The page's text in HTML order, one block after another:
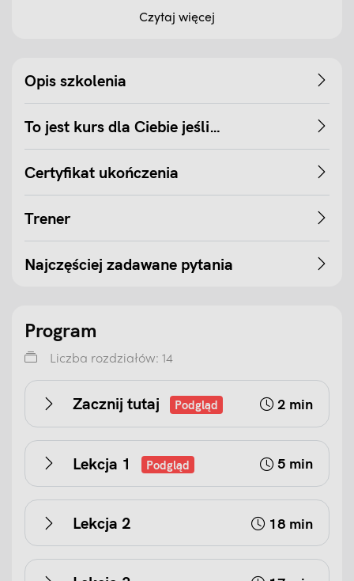
Czytaj więcej
Opis szkolenia
To jest kurs dla Ciebie jeśli…
Certyfikat ukończenia
Trener
Najczęściej zadawane pytania
Program
Liczba rozdziałów: 14
Zacznij tutaj Podgląd 2 min
Lekcja 1 Podgląd 5 min
Lekcja 2 18 min